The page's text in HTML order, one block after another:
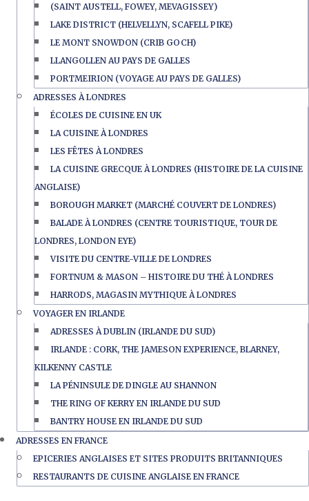
(SAINT AUSTELL, FOWEY, MEVAGISSEY)
LAKE DISTRICT (HELVELLYN, SCAFELL PIKE)
LE MONT SNOWDON (CRIB GOCH)
LLANGOLLEN AU PAYS DE GALLES
PORTMEIRION (VOYAGE AU PAYS DE GALLES)
ADRESSES À LONDRES
ÉCOLES DE CUISINE EN UK
LA CUISINE À LONDRES
LES FÊTES À LONDRES
LA CUISINE GRECQUE À LONDRES (HISTOIRE DE LA CUISINE
ANGLAISE)
BOROUGH MARKET (MARCHÉ COUVERT DE LONDRES)
BALADE À LONDRES (CENTRE TOURISTIQUE, TOUR DE
LONDRES, LONDON EYE)
VISITE DU CENTRE-VILLE DE LONDRES
FORTNUM & MASON – HISTOIRE DU THÉ À LONDRES
HARRODS, MAGASIN MYTHIQUE À LONDRES
VOYAGER EN IRLANDE
ADRESSES À DUBLIN (IRLANDE DU SUD)
IRLANDE : CORK, THE JAMESON EXPERIENCE, BLARNEY,
KILKENNY CASTLE
LA PÉNINSULE DE DINGLE AU SHANNON
THE RING OF KERRY EN IRLANDE DU SUD
BANTRY HOUSE EN IRLANDE DU SUD
ADRESSES EN FRANCE
EPICERIES ANGLAISES ET SITES PRODUITS BRITANNIQUES
RESTAURANTS DE CUISINE ANGLAISE EN FRANCE